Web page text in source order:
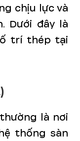
chịu lực và
Dưới đây là
trí thép tại
là nơi
thống sàn